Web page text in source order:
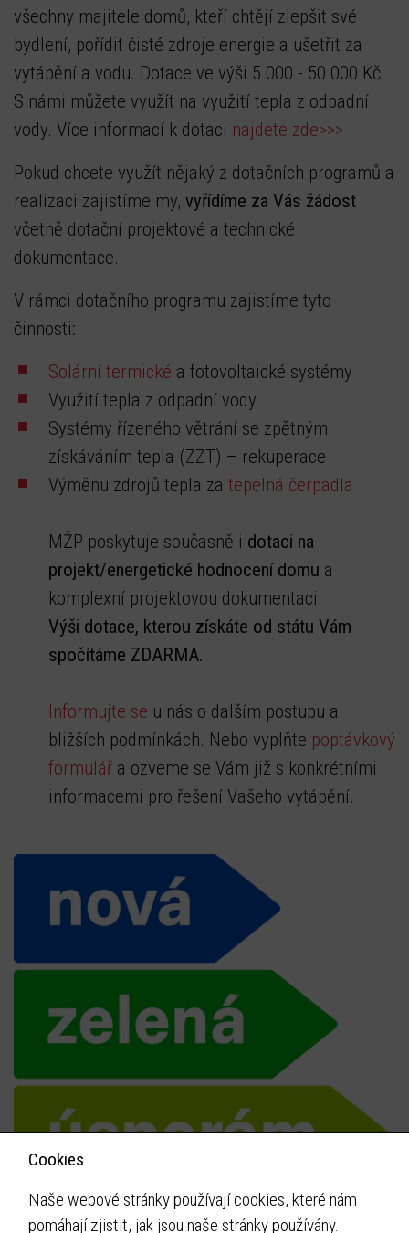
všechny majitele domů, kteří chtějí zlepšit své
bydlení, pořídit čisté zdroje energie a ušetřit za
vytápění a vodu. Dotace ve výši 5 000 - 50 000 Kč.
S námi můžete využít na využití tepla z odpadní
vody. Více informací k dotaci najdete zde>>>
Pokud chcete využít nějaký z dotačních programů a
realizaci zajistíme my, vyřídíme za Vás žádost
včetně dotační projektové a technické
dokumentace.
V rámci dotačního programu zajistíme tyto
činnosti:
Solární termické a fotovoltaické systémy
Využití tepla z odpadní vody
Systémy řízeného větrání se zpětným
získáváním tepla (ZZT) – rekuperace
Výměnu zdrojů tepla za tepelná čerpadla
MŽP poskytuje současně i dotaci na
projekt/energetické hodnocení domu a
komplexní projektovou dokumentaci.
Výši dotace, kterou získáte od státu Vám
spočítáme ZDARMA.
Informujte se u nás o dalším postupu a
bližších podmínkách. Nebo vyplňte poptávkový
formulář a ozveme se Vám již s konkrétními
informacemi pro řešení Vašeho vytápění.
Cookies
Naše webové stránky používají cookies, které nám
pomáhají zjistit, jak jsou naše stránky používány.